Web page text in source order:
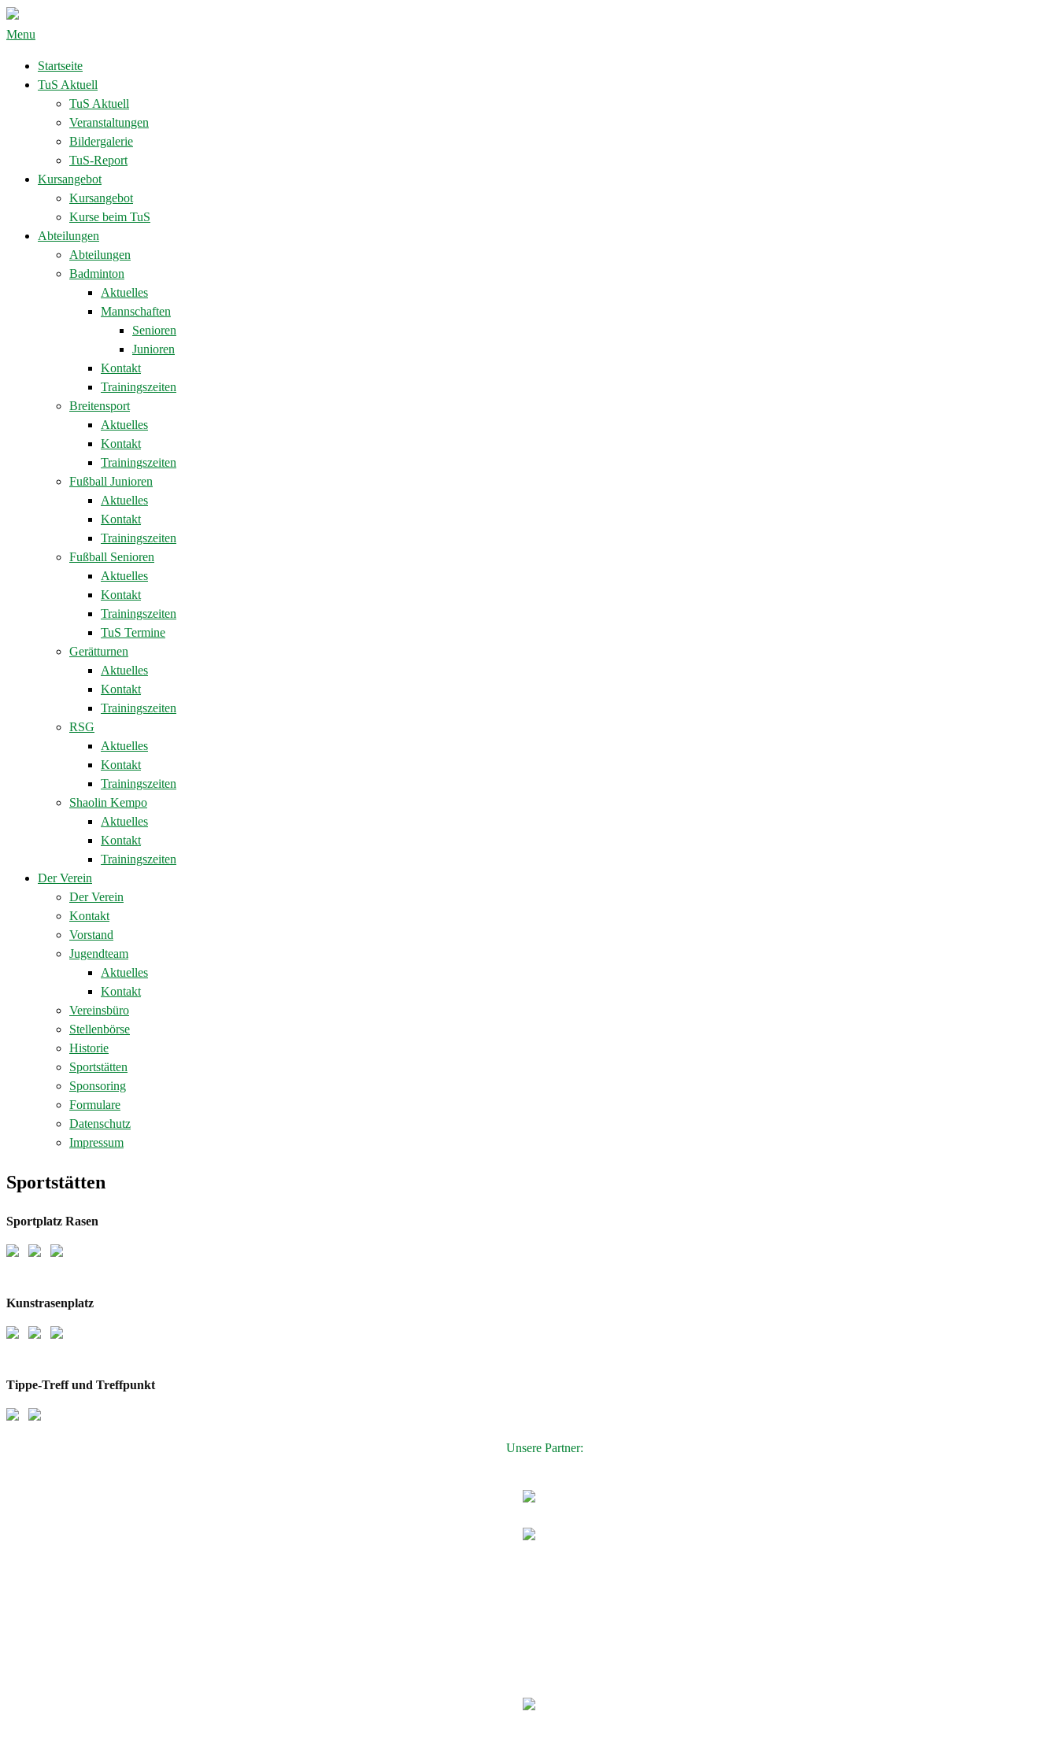
Menu
Startseite
TuS Aktuell
TuS Aktuell
Veranstaltungen
Bildergalerie
TuS-Report
Kursangebot
Kursangebot
Kurse beim TuS
Abteilungen
Abteilungen
Badminton
Aktuelles
Mannschaften
Senioren
Junioren
Kontakt
Trainingszeiten
Breitensport
Aktuelles
Kontakt
Trainingszeiten
Fußball Junioren
Aktuelles
Kontakt
Trainingszeiten
Fußball Senioren
Aktuelles
Kontakt
Trainingszeiten
TuS Termine
Gerätturnen
Aktuelles
Kontakt
Trainingszeiten
RSG
Aktuelles
Kontakt
Trainingszeiten
Shaolin Kempo
Aktuelles
Kontakt
Trainingszeiten
Der Verein
Der Verein
Kontakt
Vorstand
Jugendteam
Aktuelles
Kontakt
Vereinsbüro
Stellenbörse
Historie
Sportstätten
Sponsoring
Formulare
Datenschutz
Impressum
Sportstätten
Sportplatz Rasen
Kunstrasenplatz
Tippe-Treff und Treffpunkt
Unsere Partner: